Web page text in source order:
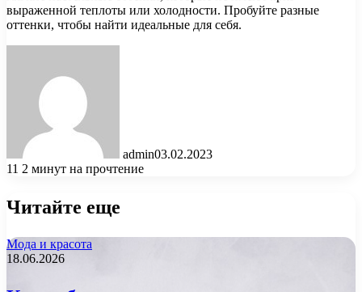
выраженной теплоты или холодности. Пробуйте разные
оттенки, чтобы найти идеальные для себя.
admin03.02.2023
11 2 минут на прочтение
Читайте еще
Мода и красота
18.06.2026